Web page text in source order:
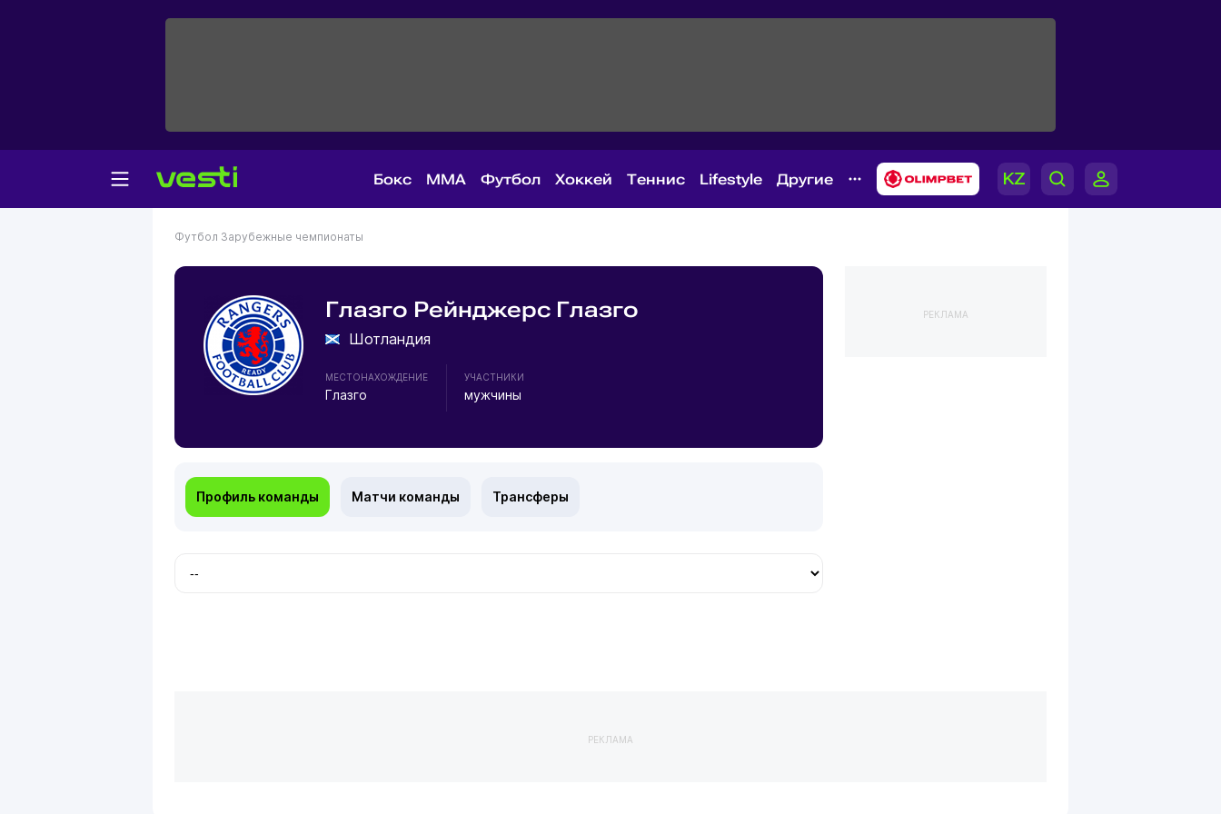
Бокс MMA Футбол Хоккей Теннис Lifestyle Другие
Футбол Зарубежные чемпионаты
Глазго Рейнджерс Глазго
Шотландия
МЕСТОНАХОЖДЕНИЕ
Глазго
УЧАСТНИКИ
мужчины
Профиль команды Матчи команды Трансферы
РЕКЛАМА
РЕКЛАМА